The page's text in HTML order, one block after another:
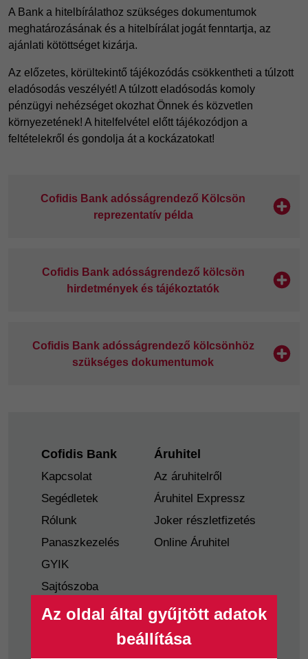
A Bank a hitelbírálathoz szükséges dokumentumok
meghatározásának és a hitelbírálat jogát fenntartja, az
ajánlati kötöttséget kizárja.
Az előzetes, körültekintő tájékozódás csökkentheti a túlzott
eladósodás veszélyét! A túlzott eladósodás komoly
pénzügyi nehézséget okozhat Önnek és közvetlen
környezetének! A hitelfelvétel előtt tájékozódjon a
feltételekről és gondolja át a kockázatokat!
Cofidis Bank adósságrendező Kölcsön
reprezentatív példa
Cofidis Bank adósságrendező kölcsön
hirdetmények és tájékoztatók
Cofidis Bank adósságrendező kölcsönhöz
szükséges dokumentumok
Az oldal által gyűjtött adatok
beállítása
Footer
Cofidis Bank
Kapcsolat
Segédletek
Rólunk
Panaszkezelés
GYIK
Sajtószoba
Nyilvánosságra
Visszaélés-bejelentés
Áruhitel
Az áruhitelről
Áruhitel Expressz
Joker részletfizetés
Online Áruhitel